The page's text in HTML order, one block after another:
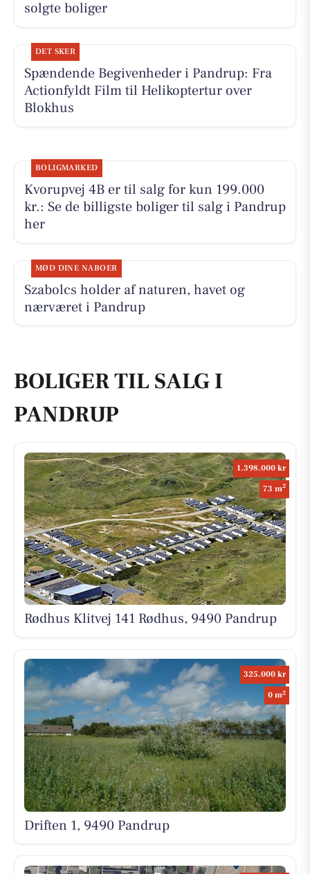
solgte boliger
DET SKER
Spændende Begivenheder i Pandrup: Fra
Actionfyldt Film til Helikoptertur over
Blokhus
BOLIGMARKED
Kvorupvej 4B er til salg for kun 199.000
kr.: Se de billigste boliger til salg i Pandrup
her
MØD DINE NABOER
Szabolcs holder af naturen, havet og
nærværet i Pandrup
BOLIGER TIL SALG I
PANDRUP
1.398.000 kr
73 m2
Rødhus Klitvej 141 Rødhus, 9490 Pandrup
325.000 kr
0 m2
Driften 1, 9490 Pandrup